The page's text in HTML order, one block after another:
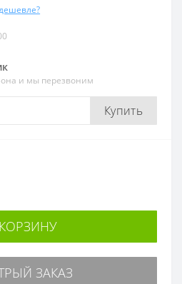
и мы перезвоним
Купить
ЗАКАЗ